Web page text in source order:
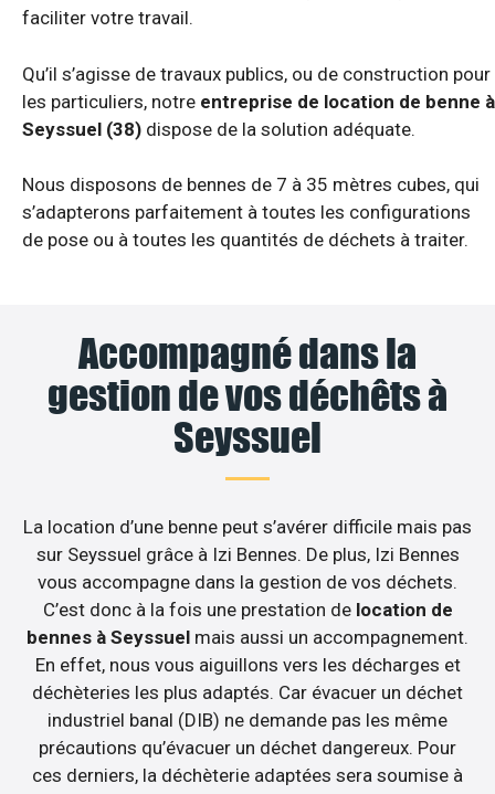
faciliter votre travail.
Qu’il s’agisse de travaux publics, ou de construction pour
les particuliers, notre entreprise de location de benne à
Seyssuel (38) dispose de la solution adéquate.
Nous disposons de bennes de 7 à 35 mètres cubes, qui
s’adapterons parfaitement à toutes les configurations
de pose ou à toutes les quantités de déchets à traiter.
Accompagné dans la
gestion de vos déchêts à
Seyssuel
La location d’une benne peut s’avérer difficile mais pas
sur Seyssuel grâce à Izi Bennes. De plus, Izi Bennes
vous accompagne dans la gestion de vos déchets.
C’est donc à la fois une prestation de location de
bennes à Seyssuel mais aussi un accompagnement.
En effet, nous vous aiguillons vers les décharges et
déchèteries les plus adaptés. Car évacuer un déchet
industriel banal (DIB) ne demande pas les même
précautions qu’évacuer un déchet dangereux. Pour
ces derniers, la déchèterie adaptées sera soumise à